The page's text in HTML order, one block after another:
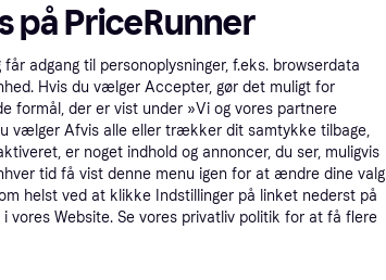
på PriceRunner
adgang til personoplysninger, f.eks. browserdata
Hvis du vælger Accepter, gør det muligt for
formål, der er vist under »Vi og vores partnere
vælger Afvis alle eller trækker dit samtykke tilbage,
er noget indhold og annoncer, du ser, muligvis
tid få vist denne menu igen for at ændre dine valg
helst ved at klikke Indstillinger på linket nederst på
vores Website. Se vores privatliv politik for at få flere